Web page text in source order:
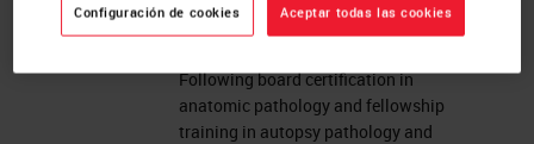
biopharma settings, including Leica
Following board certification in
anatomic pathology and fellowship
training in autopsy pathology and
Configuración de cookies Aceptar todas las cookies